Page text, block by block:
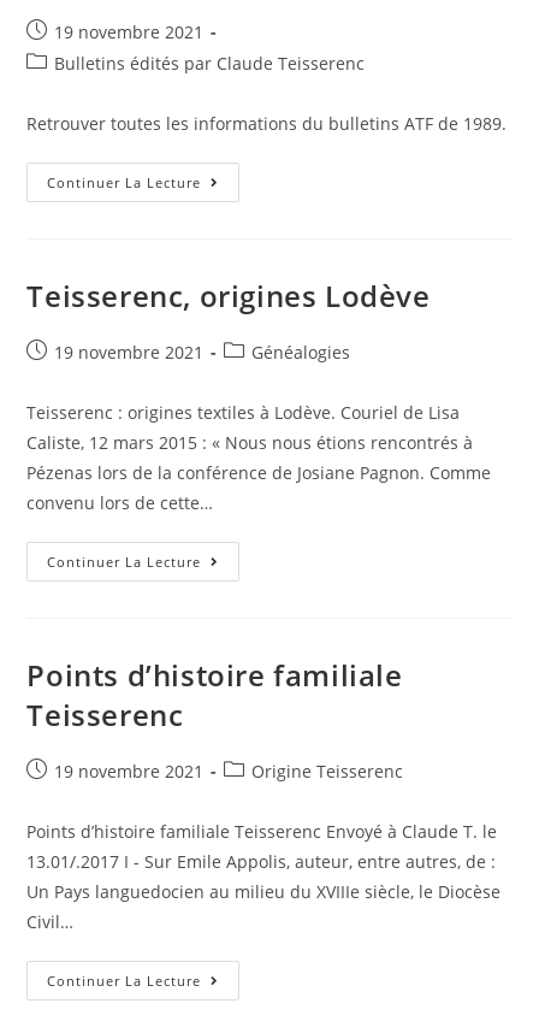
Post
published:
19 novembre 2021
PostBulletins édités par Claude Teisserenc
Retrouver toutes les informations du bulletins ATF de 1989.
Continuer La Lecture Bulletin
ATF
Teisserenc, origines Lodève
Post19 novembre 2021
PostGénéalogies
Teisserenc : origines textiles à Lodève. Couriel de Lisa
Caliste, 12 mars 2015 : « Nous nous étions rencontrés à
Pézenas lors de la conférence de Josiane Pagnon. Comme
convenu lors de cette…
Continuer La Lecture Teisserenc,
Origines
Points d’histoire familiale
Teisserenc
Post19 novembre 2021
PostOrigine Teisserenc
Points d’histoire familiale Teisserenc Envoyé à Claude T. le
13.01/.2017 I - Sur Emile Appolis, auteur, entre autres, de :
Un Pays languedocien au milieu du XVIIIe siècle, le Diocèse
Civil…
Continuer La Lecture Points
D’histoire